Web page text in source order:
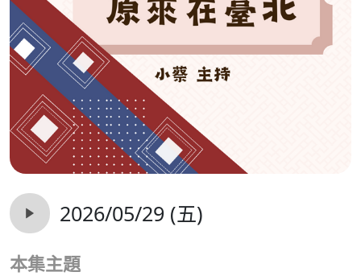
2026/05/29 (五)
本集主題